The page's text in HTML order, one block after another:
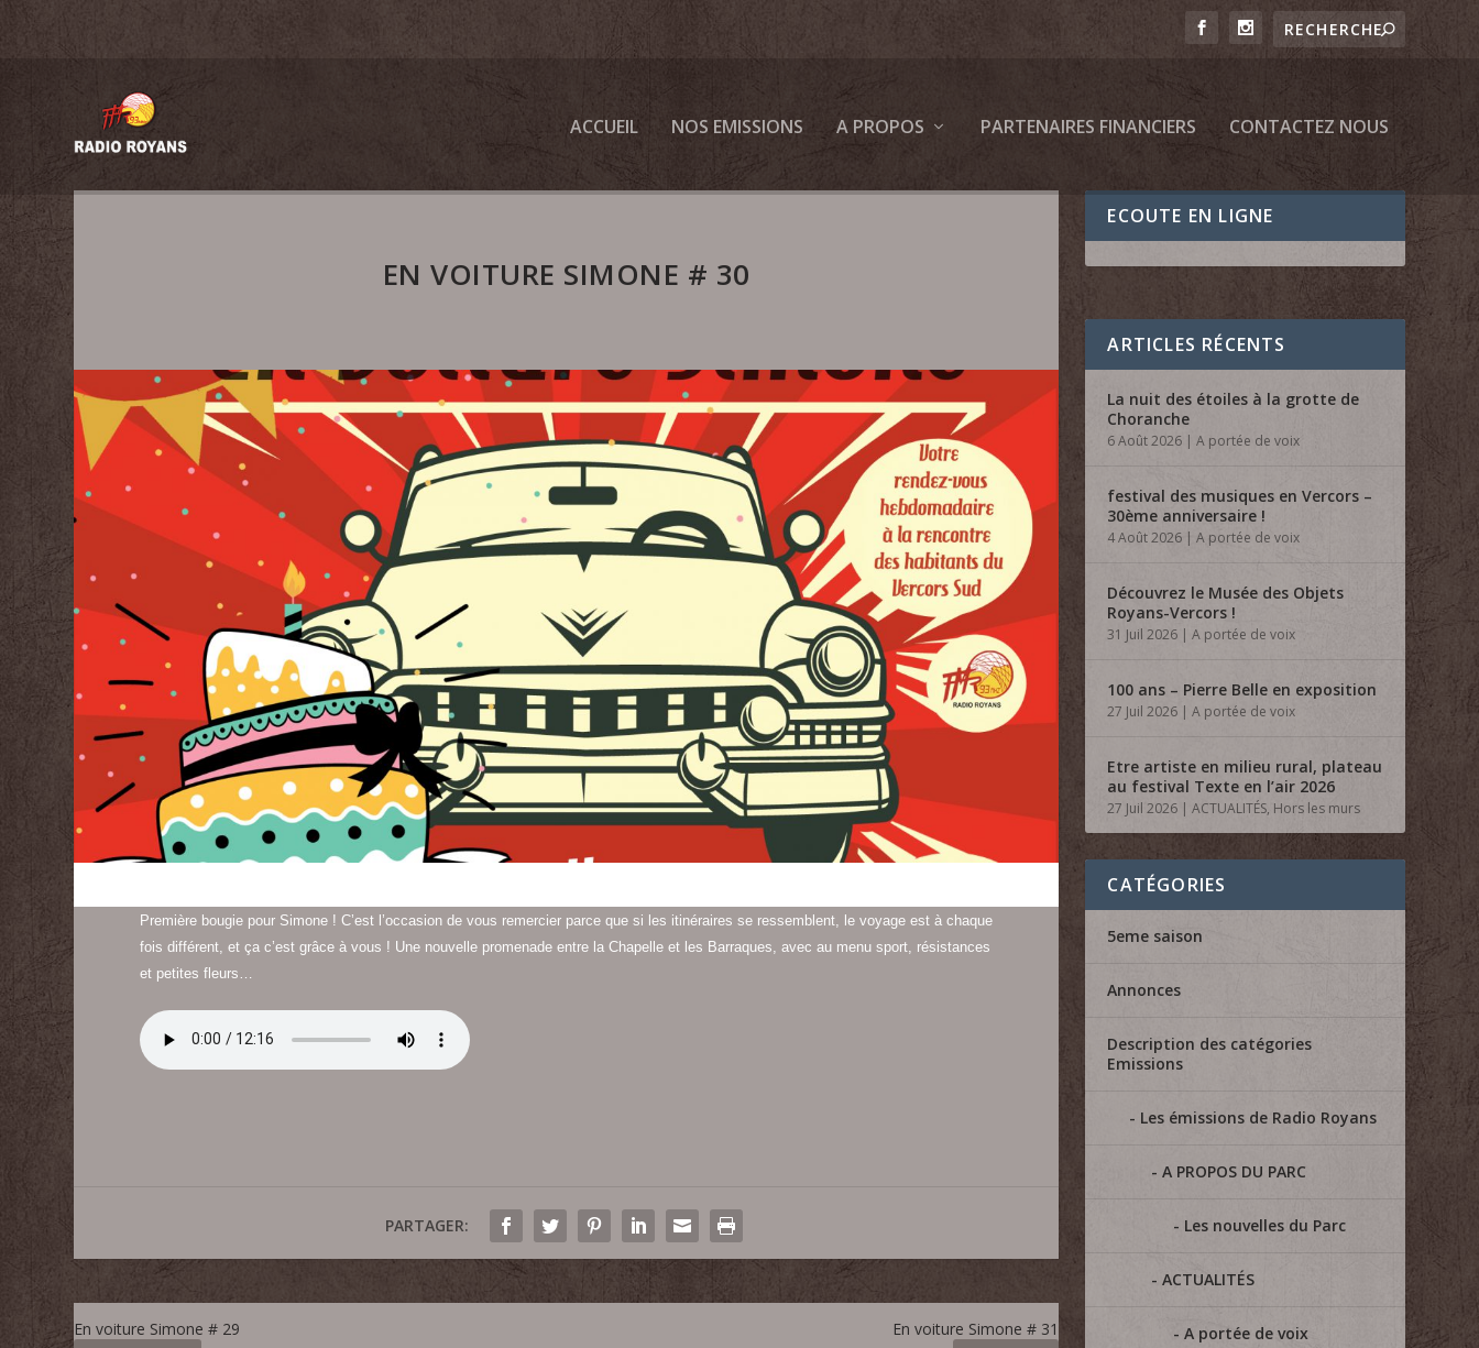
ACCUEIL NOS EMISSIONS A PROPOS PARTENAIRES FINANCIERS CONTACTEZ NOUS
EN VOITURE SIMONE # 30
Première bougie pour Simone ! C’est l’occasion de vous remercier parce que si les itinéraires se ressemblent, le voyage est à chaque
fois différent, et ça c’est grâce à vous ! Une nouvelle promenade entre la Chapelle et les Barraques, avec au menu sport, résistances
et petites fleurs…
PARTAGER:
En voiture Simone # 29
En voiture Simone # 31
ECOUTE EN LIGNE
ARTICLES RÉCENTS
La nuit des étoiles à la grotte de
Choranche
6 Août 2026 |A portée de voix
festival des musiques en Vercors –
30ème anniversaire !
4 Août 2026 |A portée de voix
Découvrez le Musée des Objets
Royans-Vercors !
31 Juil 2026 |A portée de voix
100 ans – Pierre Belle en exposition
27 Juil 2026 |A portée de voix
Etre artiste en milieu rural, plateau
au festival Texte en l’air 2026
27 Juil 2026 |ACTUALITÉS, Hors les murs
CATÉGORIES
5eme saison
Annonces
Description des catégories
Emissions
Les émissions de Radio Royans
A PROPOS DU PARC
Les nouvelles du Parc
ACTUALITÉS
A portée de voix